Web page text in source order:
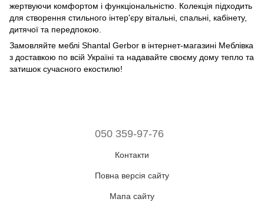
жертвуючи комфортом і функціональністю. Колекція підходить
для створення стильного інтер'єру вітальні, спальні, кабінету,
дитячої та передпокою.
Замовляйте меблі Shantal Gerbor в інтернет-магазині Меблівка
з доставкою по всій Україні та надавайте своєму дому тепло та
затишок сучасного екостилю!
050 359-97-76
Контакти
Повна версія сайту
Мапа сайту